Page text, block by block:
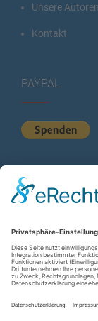
Unsere Autoren
Kontakt
PAYPAL
KURZSTATISTIK
Total Views:
Besucher
Gesamt